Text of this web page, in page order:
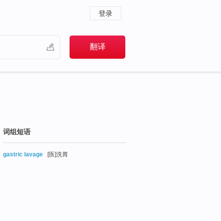
登录
词组短语
gastric lavage [医]洗胃